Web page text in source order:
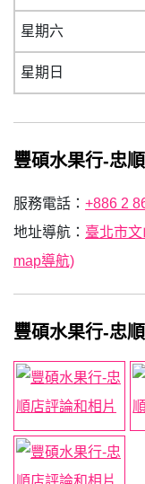
星期六
星期日
豐碩水果行-忠
服務電話： +886 2
地址導航： 臺北市
map導航)
豐碩水果行-忠